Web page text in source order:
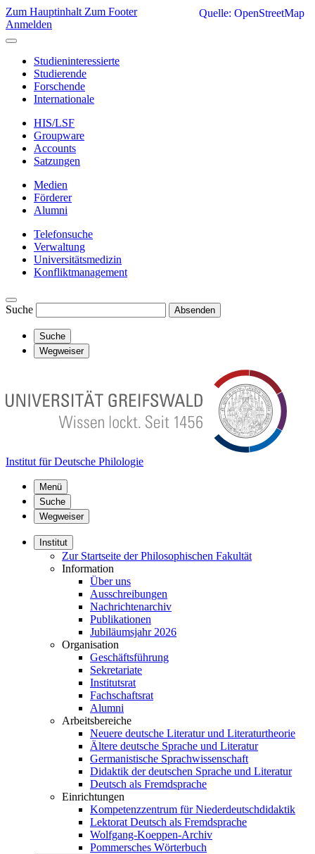
Zum Hauptinhalt Zum Footer
Anmelden
Studieninteressierte
Studierende
Forschende
Internationale
HIS/LSF
Groupware
Accounts
Satzungen
Medien
Förderer
Alumni
Telefonsuche
Verwaltung
Universitätsmedizin
Konfliktmanagement
Suche Absenden
Suche
Wegweiser
Institut für Deutsche Philologie
Menü
Suche
Wegweiser
Institut
Zur Startseite der Philosophischen Fakultät
Information
Über uns
Ausschreibungen
Nachrichtenarchiv
Publikationen
Jubiläumsjahr 2026
Organisation
Geschäftsführung
Sekretariate
Institutsrat
Fachschaftsrat
Alumni
Arbeitsbereiche
Neuere deutsche Literatur und Literaturtheorie
Ältere deutsche Sprache und Literatur
Germanistische Sprachwissenschaft
Didaktik der deutschen Sprache und Literatur
Deutsch als Fremdsprache
Einrichtungen
Kompetenzzentrum für Niederdeutschdidaktik
Lektorat Deutsch als Fremdsprache
Wolfgang-Koeppen-Archiv
Pommersches Wörterbuch
Quelle: OpenStreetMap